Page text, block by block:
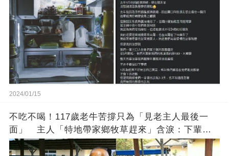
2024/01/15
不吃不喝！117歲老牛苦撐只為「見老主人最後一
面」 主人「特地帶家鄉牧草趕來」含淚：下輩子
找個好人家